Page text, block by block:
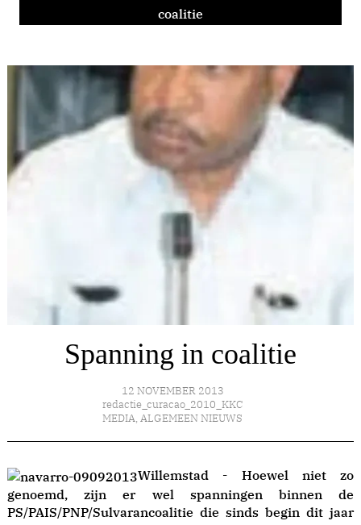
coalitie
Spanning in coalitie
12 NOVEMBER 2013
redactie_curacao_2010_KKC
MEDIA, ALGEMEEN NIEUWS
Willemstad - Hoewel niet zo
genoemd, zijn er wel spanningen binnen de
PS/PAIS/PNP/Sulvarancoalitie die sinds begin dit jaar